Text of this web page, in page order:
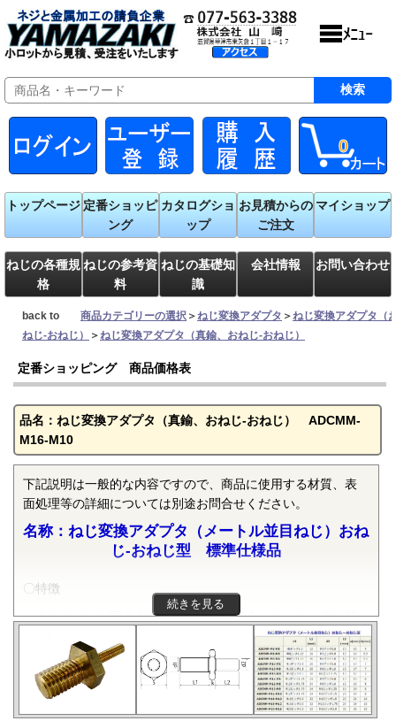
0
トップページ 定番ショッピ
ング
カタログショ
ップ
お見積からの
ご注文
マイショップ
ねじの各種規
格
ねじの参考資
料
ねじの基礎知
識
会社情報 お問い合わせ
back to 商品カテゴリーの選択 ＞ねじ変換アダプタ ＞ねじ変換アダプタ（
ねじ-おねじ）
＞ねじ変換アダプタ（真鍮、おねじ-おねじ）
定番ショッピング 商品価格表
品名：ねじ変換アダプタ（真鍮、おねじ-おねじ） ADCMM-
M16-M10
下記説明は一般的な内容ですので、商品に使用する材質、表
面処理等の詳細については別途お問合せください。
名称：ねじ変換アダプタ（メートル並目ねじ）おね
じ-おねじ型 標準仕様品
〇特徴
２つのパーツ同志をねじで締結する場合、メーカー違い等
により、使用されているねじの規格が異なる場合がありま
す。こんな場合には、ねじ変換アダプターを使うと、ねじ規
格を変換し、ねじを確実に締結することができます。本部品
は、JIS B 0205-3で規定される一般用メートルねじの並目でお
ねじ同志のサイズ変換をするものです。規格は弊社の独自規
続きを見る